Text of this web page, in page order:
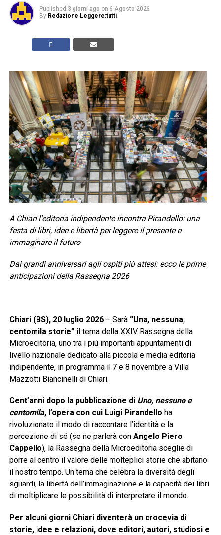
Published 3 giorni ago on 6 Agosto 2026
By Redazione Leggere:tutti
A Chiari l’editoria indipendente incontra Pirandello: una
festa di libri, idee e libertà per leggere il presente e
immaginare il futuro
Dai grandi anniversari agli ospiti più attesi: ecco le prime
anticipazioni della Rassegna 2026
Chiari (BS), 20 luglio 2026– Sarà “Una, nessuna,
centomila storie”il tema della XXIV Rassegna della
Microeditoria, uno tra i più importanti appuntamenti di
livello nazionale dedicato alla piccola e media editoria
indipendente, in programma il 7 e 8 novembre a Villa
Mazzotti Biancinelli di Chiari.
Cent’anni dopo la pubblicazione di Uno, nessuno e
centomila, l’opera con cui Luigi Pirandello ha
rivoluzionato il modo di raccontare l’identità e la
percezione di sé (se ne parlerà con Angelo Piero
Cappello), la Rassegna della Microeditoria sceglie di
porre al centro il valore delle molteplici storie che abitano
il nostro tempo. Un tema che celebra la diversità degli
sguardi, la libertà dell’immaginazione e la capacità dei libri
di moltiplicare le possibilità di interpretare il mondo.
Per alcuni giorni Chiari diventerà un crocevia di
storie, idee e relazioni, dove editori, autori, studiosi e